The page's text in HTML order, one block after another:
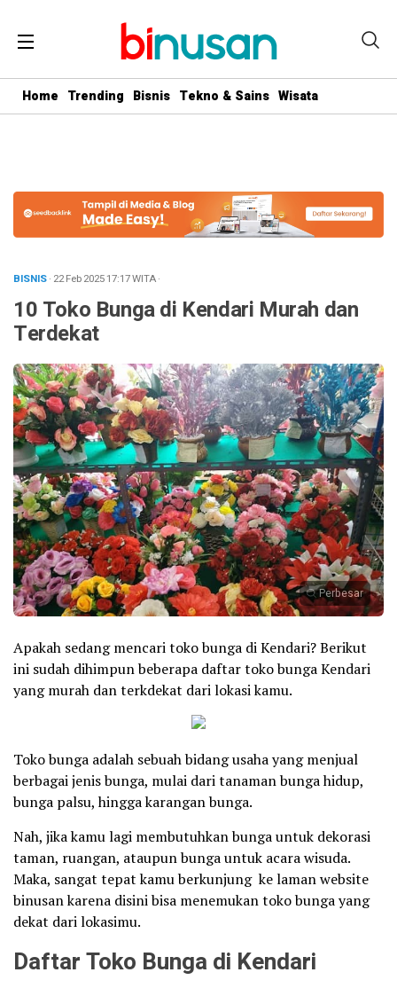
center} #geserkiri, #geserkanan { display: none } .totalpembaca {
display: none }
Home Trending Bisnis Tekno & Sains Wisata
BISNIS· 22 Feb 202517:17WITA·
10 Toko Bunga di Kendari Murah dan
Terdekat
Perbesar
Apakah sedang mencari toko bunga di Kendari? Berikut
ini sudah dihimpun beberapa daftar toko bunga Kendari
yang murah dan terkdekat dari lokasi kamu.
Toko bunga adalah sebuah bidang usaha yang menjual
berbagai jenis bunga, mulai dari tanaman bunga hidup,
bunga palsu, hingga karangan bunga.
Nah, jika kamu lagi membutuhkan bunga untuk dekorasi
taman, ruangan, ataupun bunga untuk acara wisuda.
Maka, sangat tepat kamu berkunjung ke laman website
binusan karena disini bisa menemukan toko bunga yang
dekat dari lokasimu.
Daftar Toko Bunga di Kendari